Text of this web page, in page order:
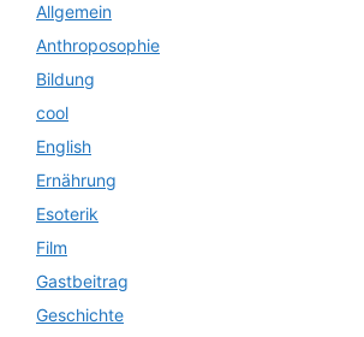
Allgemein
Anthroposophie
Bildung
cool
English
Ernährung
Esoterik
Film
Gastbeitrag
Geschichte